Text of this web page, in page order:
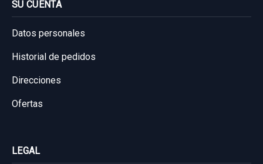
SU CUENTA
Datos personales
Historial de pedidos
Direcciones
Ofertas
LEGAL